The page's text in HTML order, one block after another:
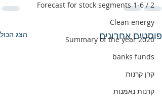
Forecast for stock segments 1-6 / 2
Clean energy
Summary of the year 2020
banks funds
קרן קרנות
קרנות נאמנות
פוסטים אחרונים הצג הכול